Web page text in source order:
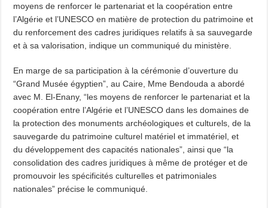
moyens de renforcer le partenariat et la coopération entre
l’Algérie et l’UNESCO en matière de protection du patrimoine et
du renforcement des cadres juridiques relatifs à sa sauvegarde
et à sa valorisation, indique un communiqué du ministère.
En marge de sa participation à la cérémonie d’ouverture du
“Grand Musée égyptien”, au Caire, Mme Bendouda a abordé
avec M. El-Enany, “les moyens de renforcer le partenariat et la
coopération entre l’Algérie et l’UNESCO dans les domaines de
la protection des monuments archéologiques et culturels, de la
sauvegarde du patrimoine culturel matériel et immatériel, et
du développement des capacités nationales”, ainsi que “la
consolidation des cadres juridiques à même de protéger et de
promouvoir les spécificités culturelles et patrimoniales
nationales” précise le communiqué.